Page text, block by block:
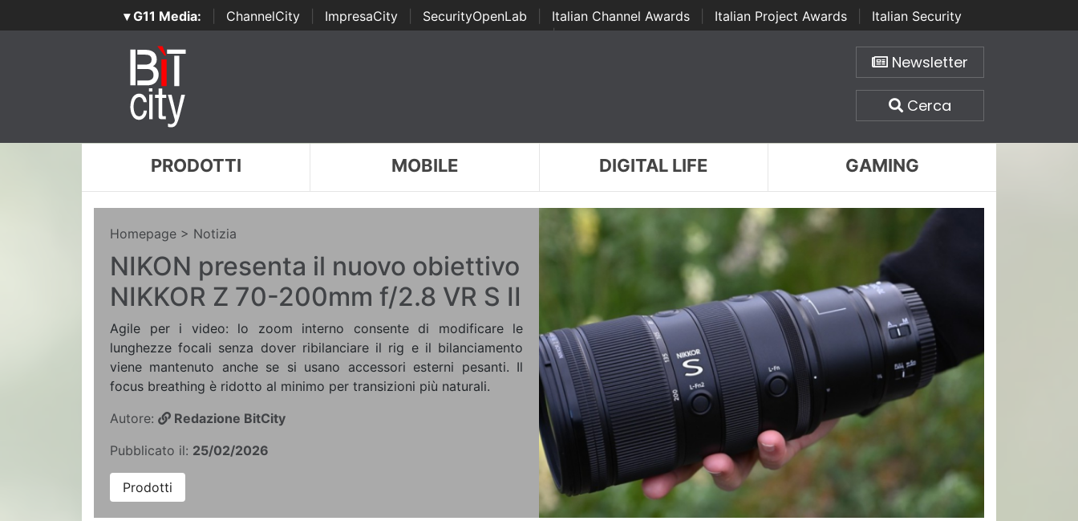
▾ G11 Media: ChannelCity ImpresaCity SecurityOpenLab Italian Channel Awards Italian Project Awards
Italian Security
Awards | ...
Newsletter
Cerca
PRODOTTI MOBILE DIGITAL LIFE GAMING
Homepage > Notizia
NIKON presenta il nuovo obiettivo
NIKKOR Z 70-200mm f/2.8 VR S II
Agile per i video: lo zoom interno consente di modificare le
lunghezze focali senza dover ribilanciare il rig e il bilanciamento
viene mantenuto anche se si usano accessori esterni pesanti. Il
focus breathing è ridotto al minimo per transizioni più naturali.
Autore:
Redazione BitCity
Pubblicato il: 25/02/2026
Prodotti